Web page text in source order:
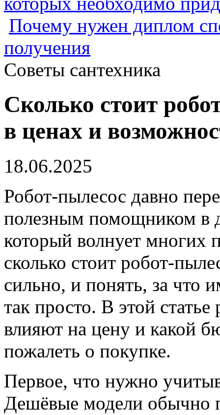
Почему нужен диплом
получения
Советы сантехника
Сколько стоит
в ценах и
18.06.2025
Робот-пылесос давно
полезным помощником в
который волнует многих
сколько стоит робот-
сильно, и понять, за что
так просто. В этой
влияют на цену и какой
пожалеть о покупке.
Первое, что нужно
Дешёвые модели обычно